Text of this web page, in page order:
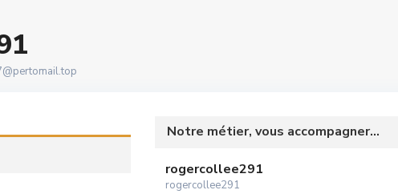
Notre métier, vous accompagner...
rogercollee291
rogercollee291